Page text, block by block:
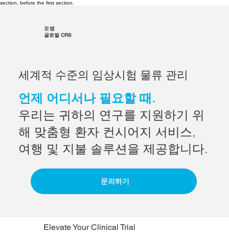
section, before the first section.
모범
글로벌 CRS
문의하기
언제 어디서나 필요할 때.
우리는 귀하의 연구를 지원하기 위
해 맞춤형 환자 컨시어지 서비스,
여행 및 지불 솔루션을 제공합니다.
세계적 수준의 임상시험 물류 관리
Elevate Your Clinical Trial